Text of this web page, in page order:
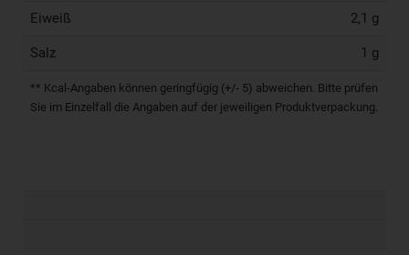
Eiweiß 2,1 g
Salz 1 g
** Kcal-Angaben können geringfügig (+/- 5) abweichen. Bitte prüfen
Sie im Einzelfall die Angaben auf der jeweiligen Produktverpackung.